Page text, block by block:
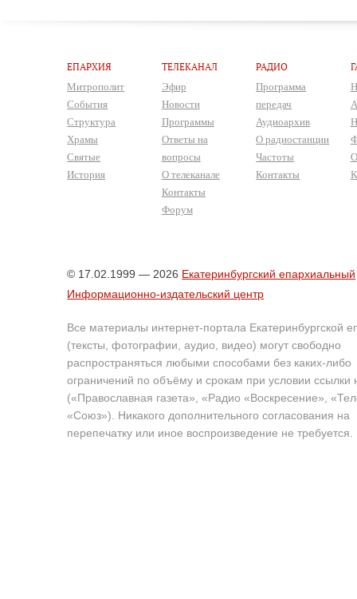
ЕПАРХИЯ
Митрополит
События
Структура
Храмы
Святые
История
ТЕЛЕКАНАЛ
Эфир
Новости
Программы
Ответы на
вопросы
О телеканале
Контакты
Форум
РАДИО
Программа
передач
Аудиоархив
О радиостанции
Частоты
Контакты
© 17.02.1999 — 2026 Екатеринбургский епархиальный
Информационно-издательский центр
Все материалы интернет-портала Екатеринбургской
(тексты, фотографии, аудио, видео) могут свободно
распространяться любыми способами без каких-либо
ограничений по объёму и срокам при условии ссылки
(«Православная газета», «Радио «Воскресение»,
«Союз»). Никакого дополнительного согласования на
перепечатку или иное воспроизведение не требуется.